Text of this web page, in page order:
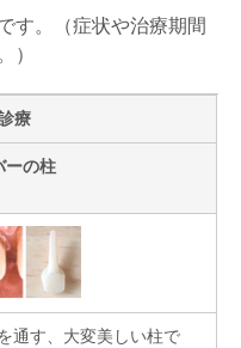
す。（症状や治療期間
）
療
ーの柱
通す、大変美しい柱で